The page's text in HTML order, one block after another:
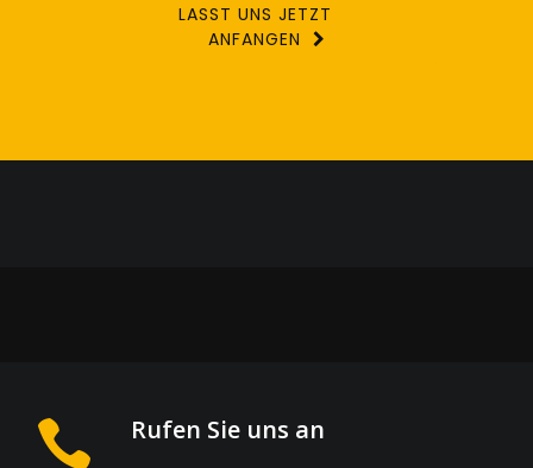
LASST UNS JETZT
ANFANGEN
Rufen Sie uns an